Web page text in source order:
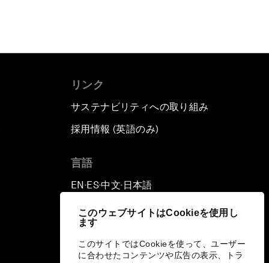
このウェブサイトはCookieを使用し
ます
このサイトではCookieを使って、ユーザー
に合わせたコンテンツや広告の表示、トラ
リンク
サステナビリティへの取り組み
採用情報 (英語のみ)
言語
EN ▪ ES▪中文▪ 日本語